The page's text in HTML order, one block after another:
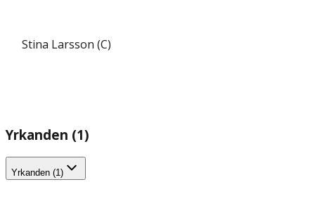
Stina Larsson (C)
Yrkanden (1)
Yrkanden (1)